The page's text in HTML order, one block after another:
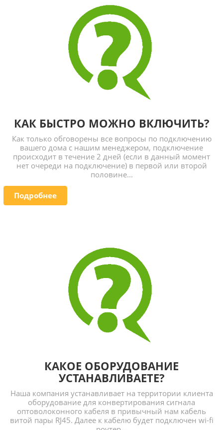
КАК БЫСТРО МОЖНО ВКЛЮЧИТЬ?
Как только обговорены все вопросы по подключению
вашего дома с нашим менеджером, подключение
происходит в течение 2 дней (если в данный момент
нет очереди на подключение) в первой или второй
половине...
Подробнее
КАКОЕ ОБОРУДОВАНИЕ
УСТАНАВЛИВАЕТЕ?
Наша компания устанавливает на территории клиента
оборудование для конвертирования сигнала
оптоволоконного кабеля в привычный нам кабель
витой пары RJ45. Далее к кабелю будет подключен wi-fi